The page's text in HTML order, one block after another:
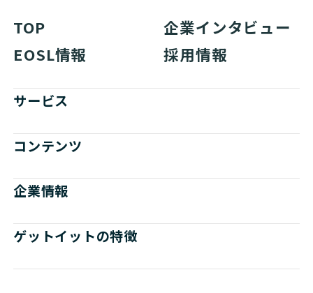
TOP
企業インタビュー
EOSL情報
採用情報
サービス
コンテンツ
企業情報
ゲットイットの特徴